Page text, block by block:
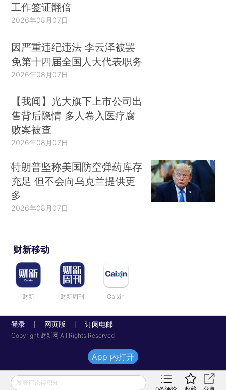
工作签证翻倍
2026年08月07日
因严重违纪违法 李云泽被罢
免第十四届全国人大代表职务
2026年08月07日
【我闻】光大旗下上市公司出
售背后隐情 多人卷入医疗腐
败案被查
2026年08月07日
特朗普坚称美国防空弹药库存
充足 但不会向乌克兰提供更
多
2026年08月07日
财新移动
财新 财新周刊 Caixin
登录 网页版 订阅电邮
Copyright 财新网 All Rights Reserved
发表评论得积分
App 内打开